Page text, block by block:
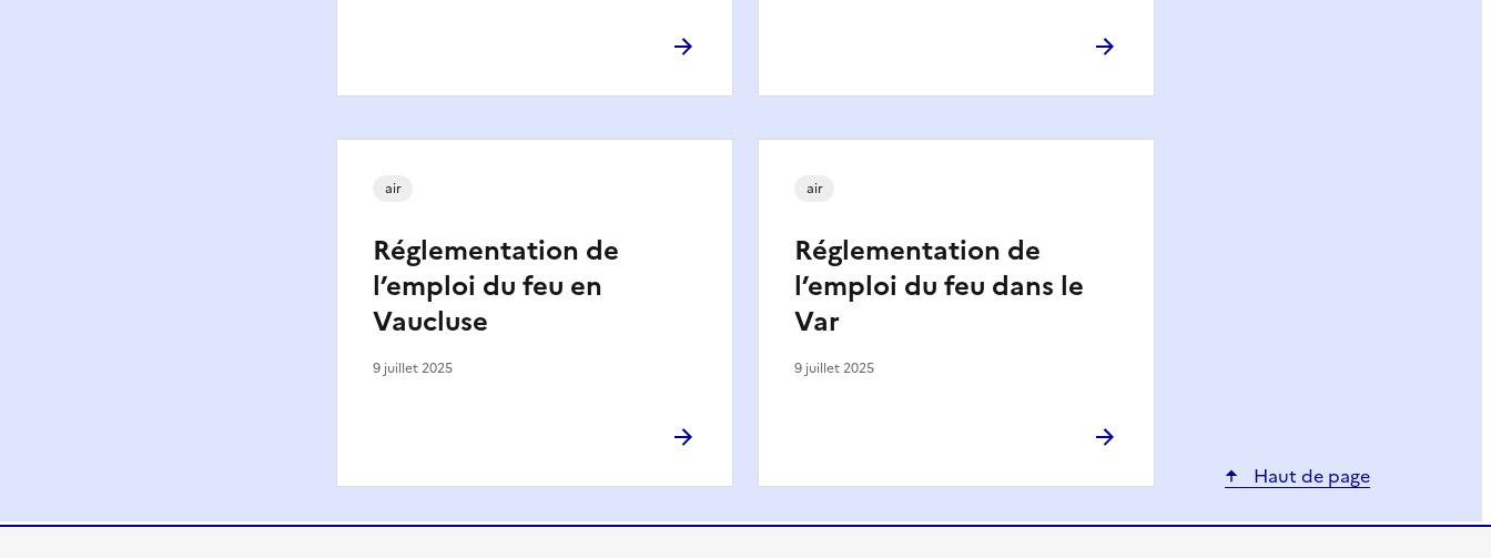
Réglementation de
l’emploi du feu en
Vaucluse
air
9 juillet 2025
Réglementation de
l’emploi du feu dans le
Var
air
9 juillet 2025
Haut de page